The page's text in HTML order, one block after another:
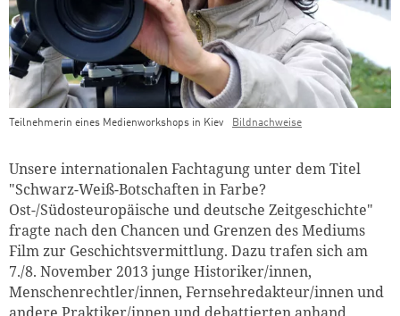
Teilnehmerin eines Medienworkshops in Kiev
Bildnachweise
Unsere internationalen Fachtagung unter dem Titel
"Schwarz-Weiß-Botschaften in Farbe?
Ost-/Südosteuropäische und deutsche Zeitgeschichte"
fragte nach den Chancen und Grenzen des Mediums
Film zur Geschichtsvermittlung. Dazu trafen sich am
7./8. November 2013 junge Historiker/innen,
Menschenrechtler/innen, Fernsehredakteur/innen und